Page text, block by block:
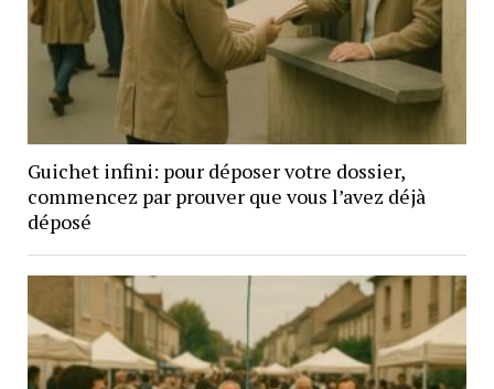
Guichet infini: pour déposer votre dossier,
commencez par prouver que vous l’avez déjà
déposé